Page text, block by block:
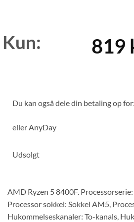
Kun: 819
Du kan også dele din betaling op for:
eller AnyDay
Udsolgt
AMD Ryzen 5 8400F.
Processor sokkel: Sokkel AM5,
Hukommelseskanaler: To-kanals,